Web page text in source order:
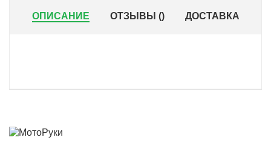
ОПИСАНИЕ ОТЗЫВЫ () ДОСТАВКА